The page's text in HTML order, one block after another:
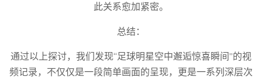
此关系愈加紧密。
总结：
通过以上探讨，我们发现“足球明星空中邂逅惊喜瞬间”的视
频记录，不仅仅是一段简单画面的呈现，更是一系列深层次